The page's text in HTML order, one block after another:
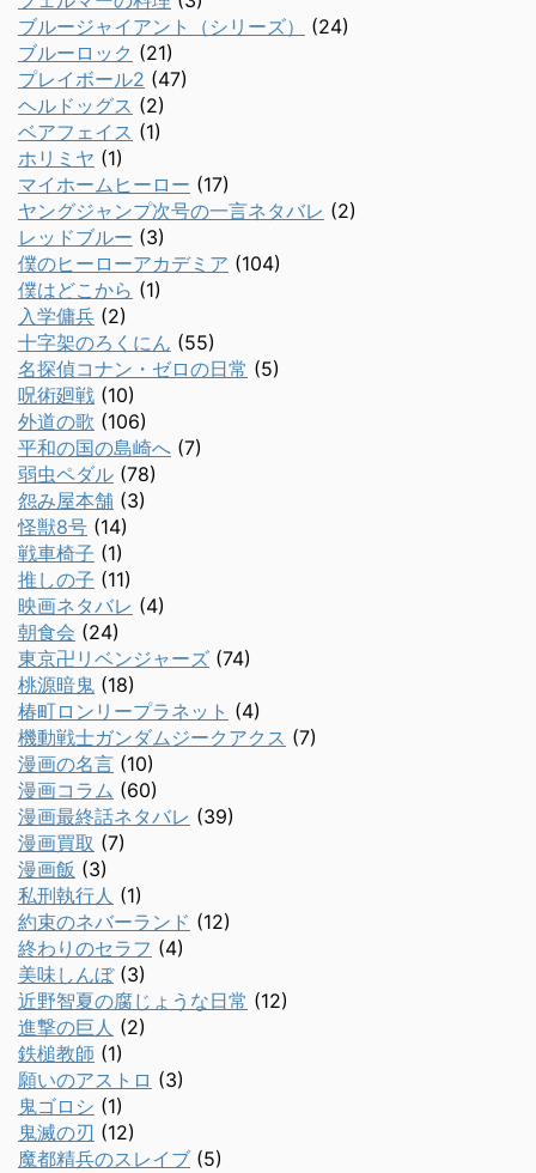
ブルージャイアント（シリーズ）
(24)
ブルーロック (21)
プレイボール2 (47)
ヘルドッグス (2)
ベアフェイス (1)
ホリミヤ (1)
マイホームヒーロー (17)
ヤングジャンプ次号の一言ネタバレ (2)
レッドブルー (3)
僕のヒーローアカデミア (104)
僕はどこから (1)
入学傭兵 (2)
十字架のろくにん (55)
名探偵コナン・ゼロの日常 (5)
呪術廻戦 (10)
外道の歌 (106)
平和の国の島崎へ (7)
弱虫ペダル (78)
怨み屋本舗 (3)
怪獣8号 (14)
戦車椅子 (1)
推しの子 (11)
映画ネタバレ (4)
朝食会 (24)
東京卍リベンジャーズ (74)
桃源暗鬼 (18)
椿町ロンリープラネット (4)
機動戦士ガンダムジークアクス (7)
漫画の名言 (10)
漫画コラム (60)
漫画最終話ネタバレ (39)
漫画買取 (7)
漫画飯 (3)
私刑執行人 (1)
約束のネバーランド (12)
終わりのセラフ (4)
美味しんぼ(3)
近野智夏の腐じょうな日常 (12)
進撃の巨人 (2)
鉄槌教師 (1)
願いのアストロ (3)
鬼ゴロシ (1)
鬼滅の刃 (12)
魔都精兵のスレイブ (5)